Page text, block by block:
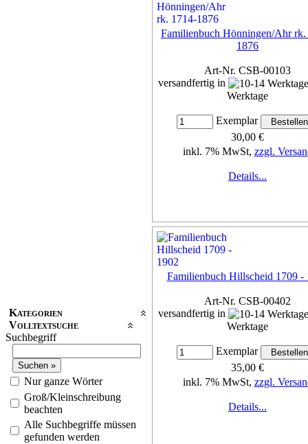
Kategorien
Volltextsuche
Suchbegriff
Nur ganze Wörter
Groß/Kleinschreibung
beachten
Alle Suchbegriffe müssen
gefunden werden
Familienbuch Hönningen/Ahr rk.
1876
Art-Nr. CSB-00103
versandfertig in
Werktage
Exemplar
30,00 €
inkl. 7% MwSt, zzgl.
Details...
Familienbuch Hillscheid 1709 -
Art-Nr. CSB-00402
versandfertig in
Werktage
Exemplar
35,00 €
inkl. 7% MwSt, zzgl.
Details...